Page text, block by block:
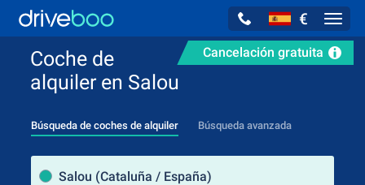
€
Cancelación gratuita
Coche de
alquiler en Salou
Búsqueda de coches de alquiler Búsqueda avanzada
Salou (Cataluña / España)